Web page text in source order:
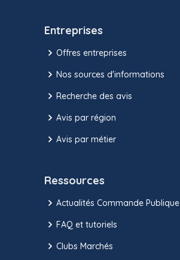
Entreprises
Offres entreprises
Nos sources d'informations
Recherche des avis
Avis par région
Avis par métier
Ressources
Actualités Commande Publique
FAQ et tutoriels
Clubs Marchés